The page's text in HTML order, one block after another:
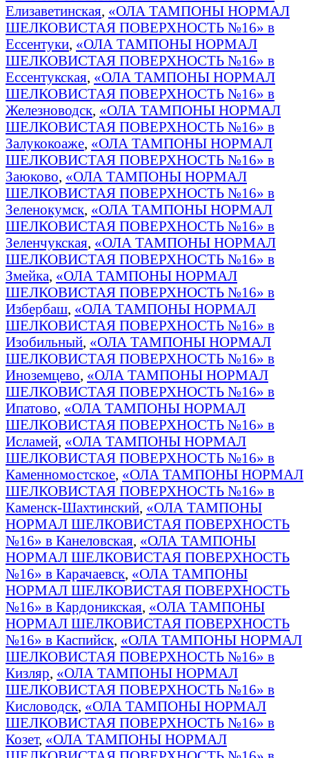
Елизаветинская, «ОЛА ТАМПОНЫ НОРМАЛ
ШЕЛКОВИСТАЯ ПОВЕРХНОСТЬ №16» в
Ессентуки, «ОЛА ТАМПОНЫ НОРМАЛ
ШЕЛКОВИСТАЯ ПОВЕРХНОСТЬ №16» в
Ессентукская, «ОЛА ТАМПОНЫ НОРМАЛ
ШЕЛКОВИСТАЯ ПОВЕРХНОСТЬ №16» в
Железноводск, «ОЛА ТАМПОНЫ НОРМАЛ
ШЕЛКОВИСТАЯ ПОВЕРХНОСТЬ №16» в
Залукокоаже, «ОЛА ТАМПОНЫ НОРМАЛ
ШЕЛКОВИСТАЯ ПОВЕРХНОСТЬ №16» в
Заюково, «ОЛА ТАМПОНЫ НОРМАЛ
ШЕЛКОВИСТАЯ ПОВЕРХНОСТЬ №16» в
Зеленокумск, «ОЛА ТАМПОНЫ НОРМАЛ
ШЕЛКОВИСТАЯ ПОВЕРХНОСТЬ №16» в
Зеленчукская, «ОЛА ТАМПОНЫ НОРМАЛ
ШЕЛКОВИСТАЯ ПОВЕРХНОСТЬ №16» в
Змейка, «ОЛА ТАМПОНЫ НОРМАЛ
ШЕЛКОВИСТАЯ ПОВЕРХНОСТЬ №16» в
Избербаш, «ОЛА ТАМПОНЫ НОРМАЛ
ШЕЛКОВИСТАЯ ПОВЕРХНОСТЬ №16» в
Изобильный, «ОЛА ТАМПОНЫ НОРМАЛ
ШЕЛКОВИСТАЯ ПОВЕРХНОСТЬ №16» в
Иноземцево, «ОЛА ТАМПОНЫ НОРМАЛ
ШЕЛКОВИСТАЯ ПОВЕРХНОСТЬ №16» в
Ипатово, «ОЛА ТАМПОНЫ НОРМАЛ
ШЕЛКОВИСТАЯ ПОВЕРХНОСТЬ №16» в
Исламей, «ОЛА ТАМПОНЫ НОРМАЛ
ШЕЛКОВИСТАЯ ПОВЕРХНОСТЬ №16» в
Каменномостское, «ОЛА ТАМПОНЫ НОРМАЛ
ШЕЛКОВИСТАЯ ПОВЕРХНОСТЬ №16» в
Каменск-Шахтинский, «ОЛА ТАМПОНЫ
НОРМАЛ ШЕЛКОВИСТАЯ ПОВЕРХНОСТЬ
№16» в Канеловская, «ОЛА ТАМПОНЫ
НОРМАЛ ШЕЛКОВИСТАЯ ПОВЕРХНОСТЬ
№16» в Карачаевск, «ОЛА ТАМПОНЫ
НОРМАЛ ШЕЛКОВИСТАЯ ПОВЕРХНОСТЬ
№16» в Кардоникская, «ОЛА ТАМПОНЫ
НОРМАЛ ШЕЛКОВИСТАЯ ПОВЕРХНОСТЬ
№16» в Каспийск, «ОЛА ТАМПОНЫ НОРМАЛ
ШЕЛКОВИСТАЯ ПОВЕРХНОСТЬ №16» в
Кизляр, «ОЛА ТАМПОНЫ НОРМАЛ
ШЕЛКОВИСТАЯ ПОВЕРХНОСТЬ №16» в
Кисловодск, «ОЛА ТАМПОНЫ НОРМАЛ
ШЕЛКОВИСТАЯ ПОВЕРХНОСТЬ №16» в
Козет, «ОЛА ТАМПОНЫ НОРМАЛ